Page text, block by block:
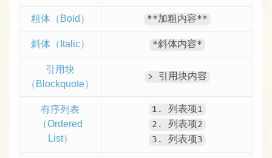
粗体（Bold） **加粗内容**
斜体（Italic） *斜体内容*
引用块
（Blockquote）
> 引用块内容
有序列表
（Ordered
List）
1. 列表项1
2. 列表项2
3. 列表项3